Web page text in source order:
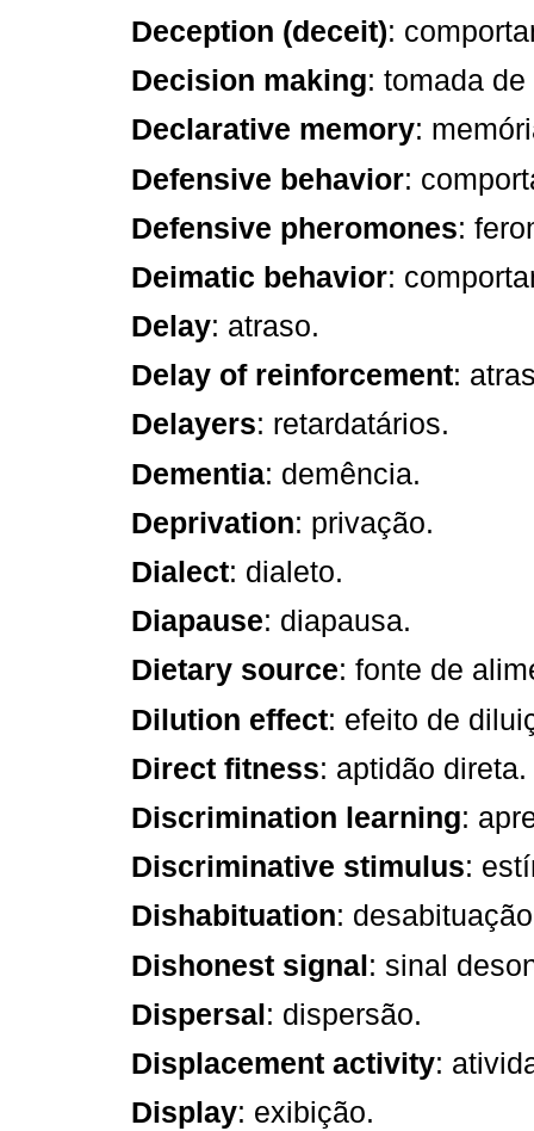
Deception (deceit):
Decision making: tomada
Declarative memory:
Defensive behavior:
Defensive pheromones:
Deimatic behavior:
Delay: atraso.
Delay of reinforcement:
Delayers: retardatários.
Dementia: demência.
Deprivation: privação.
Dialect: dialeto.
Diapause: diapausa.
Dietary source: fonte de
Dilution effect: efeito de
Direct fitness: aptidão direta.
Discrimination learning:
Discriminative stimulus:
Dishabituation:
Dishonest signal: sinal
Dispersal: dispersão.
Displacement activity:
Display: exibição.